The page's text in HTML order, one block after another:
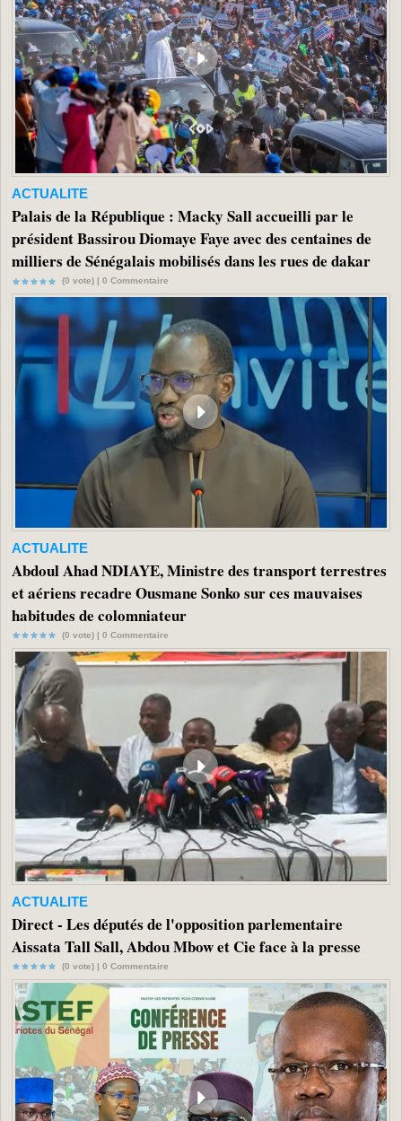
ACTUALITE
Palais de la République : Macky Sall accueilli par le
président Bassirou Diomaye Faye avec des centaines de
milliers de Sénégalais mobilisés dans les rues de dakar
(0 vote) | 0 Commentaire
ACTUALITE
Abdoul Ahad NDIAYE, Ministre des transport terrestres
et aériens recadre Ousmane Sonko sur ces mauvaises
habitudes de colomniateur
(0 vote) | 0 Commentaire
ACTUALITE
Direct - Les députés de l'opposition parlementaire
Aissata Tall Sall, Abdou Mbow et Cie face à la presse
(0 vote) | 0 Commentaire